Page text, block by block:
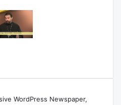
WordPress Newspaper,